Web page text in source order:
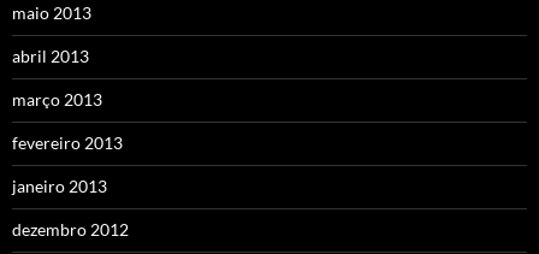
maio 2013
abril 2013
março 2013
fevereiro 2013
janeiro 2013
dezembro 2012